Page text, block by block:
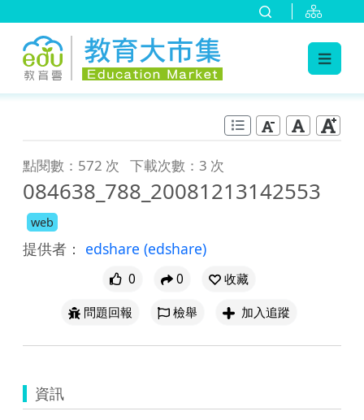
點閱數：572 次 下載次數：3 次
084638_788_20081213142553
web
提供者： edshare (edshare)
0 0
收藏
問題回報
檢舉 加入追蹤
資訊